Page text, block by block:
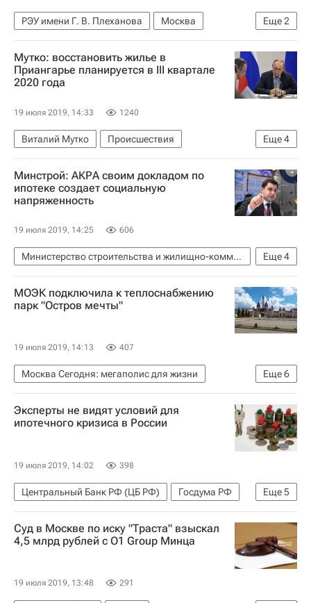
Еще2
РЭУ имени Г. В. Плеханова
Москва
Строительство
Вузы
Мутко: восстановить жилье в
Приангарье планируется в III квартале
2020 года
19 июля 2019, 14:33 1240
Еще4
Виталий Мутко
Происшествия
Иркутская область
Владимир Путин
Жилье
Паводок в Иркутской области
Минстрой: АКРА своим докладом по
ипотеке создает социальную
напряженность
19 июля 2019, 14:25 606
Еще4
Министерство строительства и жилищно-коммунального хозяйства РФ (Минстрой России)
Никита Стасишин
Ипотека
АКРА
Банки
МОЭК подключила к теплоснабжению
парк "Остров мечты"
19 июля 2019, 14:13 407
Еще6
Москва Сегодня: мегаполис для жизни
Москва
МОЭК
Городское хозяйство Москвы
Городская среда
Парки
Эксперты не видят условий для
ипотечного кризиса в России
19 июля 2019, 14:02 398
Еще5
Центральный Банк РФ (ЦБ РФ)
Госдума РФ
Алексей Моисеев
Анатолий Аксаков
Министерство финансов РФ (Минфин России)
Суд в Москве по иску "Траста" взыскал
4,5 млрд рублей с O1 Group Минца
19 июля 2019, 13:48 291